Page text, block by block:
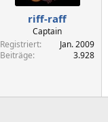
riff-raff
Captain
Registriert
Jan. 2009
Beiträge
3.928